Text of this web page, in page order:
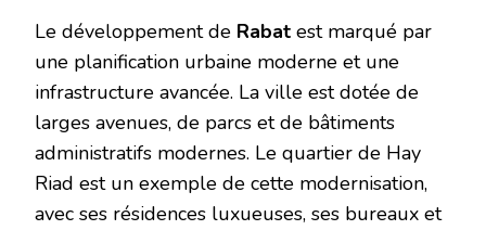
Le développement de Rabat est marqué par
une planification urbaine moderne et une
infrastructure avancée. La ville est dotée de
larges avenues, de parcs et de bâtiments
administratifs modernes. Le quartier de Hay
Riad est un exemple de cette modernisation,
avec ses résidences luxueuses, ses bureaux et